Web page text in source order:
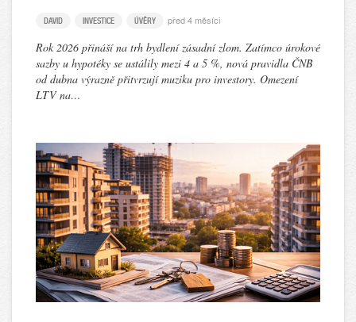
DAVID INVESTICE ÚVĚRY před 4 měsíci
Rok 2026 přináší na trh bydlení zásadní zlom. Zatímco úrokové
sazby u hypotéky se ustálily mezi 4 a 5 %, nová pravidla ČNB
od dubna výrazně přitvrzují muziku pro investory. Omezení
LTV na…